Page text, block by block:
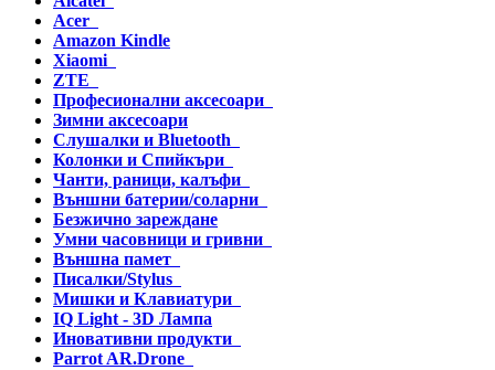
Acer
Amazon Kindle
Xiaomi
ZTE
Професионални аксесоари
Зимни аксесоари
Слушалки и Bluetooth
Колонки и Спийкъри
Чанти, раници, калъфи
Външни батерии/соларни
Безжично зареждане
Умни часовници и гривни
Външна памет
Писалки/Stylus
Мишки и Клавиатури
IQ Light - 3D Лампа
Иновативни продукти
Parrot AR.Drone